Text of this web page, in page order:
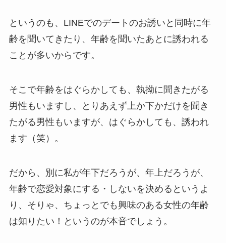
というのも、LINEでのデートのお誘いと同時に年
齢を聞いてきたり、年齢を聞いたあとに誘われる
ことが多いからです。
そこで年齢をはぐらかしても、執拗に聞きたがる
男性もいますし、とりあえず上か下かだけを聞き
たがる男性もいますが、はぐらかしても、誘われ
ます（笑）。
だから、別に私が年下だろうが、年上だろうが、
年齢で恋愛対象にする・しないを決めるというよ
り、そりゃ、ちょっとでも興味のある女性の年齢
は知りたい！というのが本音でしょう。